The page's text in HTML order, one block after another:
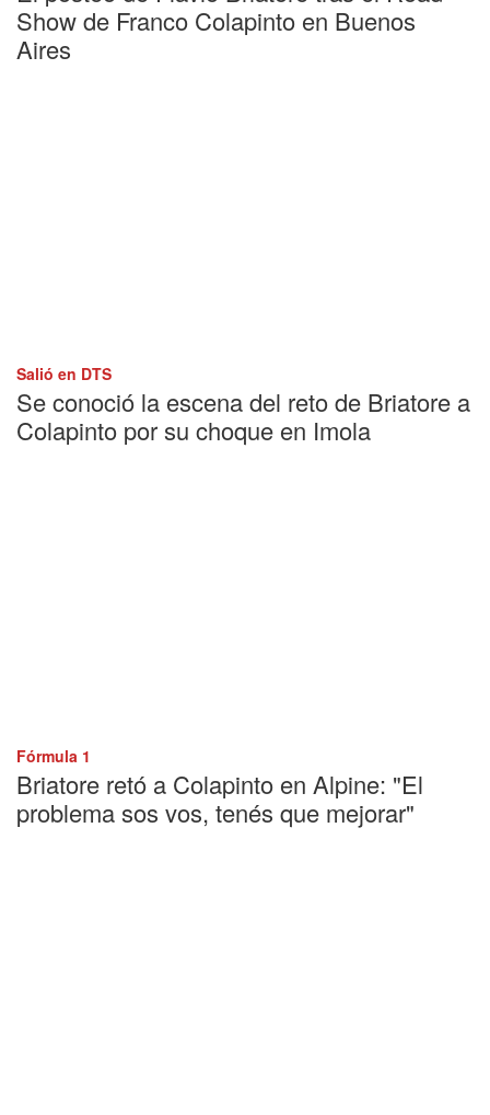
Show de Franco Colapinto en Buenos
Aires
Salió en DTS
Se conoció la escena del reto de Briatore a
Colapinto por su choque en Imola
Fórmula 1
Briatore retó a Colapinto en Alpine: "El
problema sos vos, tenés que mejorar"